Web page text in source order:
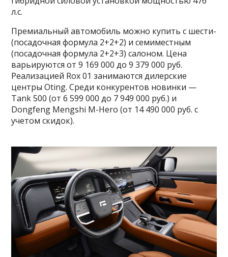
л.с.
Премиальный автомобиль можно купить c шести-
(посадочная формула 2+2+2) и семиместным
(посадочная формула 2+2+3) салоном. Цена
варьируются от 9 169 000 до 9 379 000 руб.
Реализацией Rox 01 занимаются дилерские
центры Oting. Среди конкурентов новинки —
Tank 500 (от 6 599 000 до 7 949 000 руб.) и
Dongfeng Mengshi M-Hero (от 14 490 000 руб. с
учетом скидок).